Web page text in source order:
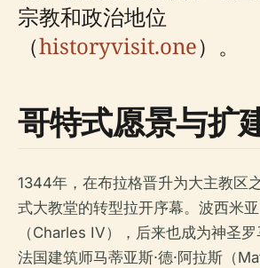
宗教和政治地位
（historyvisit.one）。
哥特式愿景与扩
1344年，在布拉格晋升为大主教区
式大教堂的转型拉开序幕。波西米
（Charles IV），后来也成为神圣
法国建筑师马蒂亚斯·德·阿拉斯（